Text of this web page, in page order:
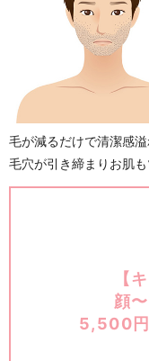
毛が減るだけで清潔感
毛穴が引き締まりお肌も
【
顔
5,500円